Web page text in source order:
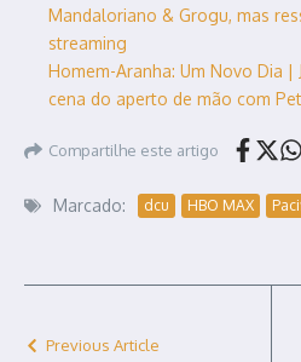
Mandaloriano & Grogu, mas
streaming
Homem-Aranha: Um Novo Dia
cena do aperto de mão com
Compartilhe este artigo
Marcado: dcu HBO MAX
Previous Article